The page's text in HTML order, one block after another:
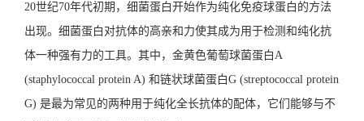
20世纪70年代初期，细菌蛋白开始作为纯化免疫球蛋白的方法
出现。细菌蛋白对抗体的高亲和力使其成为用于检测和纯化抗
体一种强有力的工具。其中，金黄色葡萄球菌蛋白A
(staphylococcal protein A) 和链状球菌蛋白G (streptococcal protein
G) 是最为常见的两种用于纯化全长抗体的配体，它们能够与不